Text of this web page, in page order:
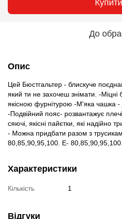
Купити
До
Опис
Цей Бюстгальтер - блискуче
який ти не захочеш знімати. -Міцні
якісною фурнітурою -М'яка чашка -
-Подвійний пояс- розвантажує
сяючі, якісні пайєтки, які надійно
- Можна придбати разом з
80,85,90,95,100. E- 80,85,90,95,100.
Характеристики
Кількість 1
Відгуки